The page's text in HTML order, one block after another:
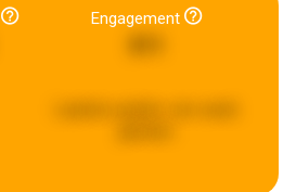
Engagement